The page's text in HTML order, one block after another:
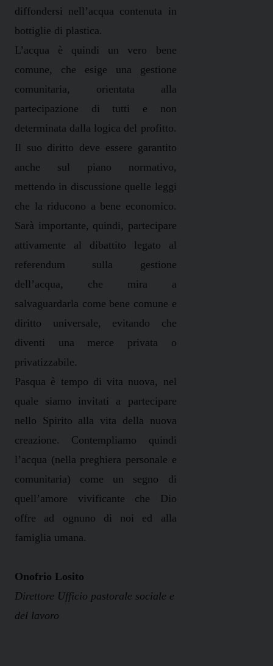
diffondersi nell’acqua contenuta in
bottiglie di plastica.
L’acqua è quindi un vero bene
comune, che esige una gestione
comunitaria, orientata alla
partecipazione di tutti e non
determinata dalla logica del profitto.
Il suo diritto deve essere garantito
anche sul piano normativo,
mettendo in discussione quelle leggi
che la riducono a bene economico.
Sarà importante, quindi, partecipare
attivamente al dibattito legato al
referendum sulla gestione
dell’acqua, che mira a
salvaguardarla come bene comune e
diritto universale, evitando che
diventi una merce privata o
privatizzabile.
Pasqua è tempo di vita nuova, nel
quale siamo invitati a partecipare
nello Spirito alla vita della nuova
creazione. Contempliamo quindi
l’acqua (nella preghiera personale e
comunitaria) come un segno di
quell’amore vivificante che Dio
offre ad ognuno di noi ed alla
famiglia umana.
Onofrio Losito
Direttore Ufficio pastorale sociale e
del lavoro